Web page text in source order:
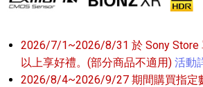
2026/7/1~2026/8/31 於 Sony Store
以上享好禮。(部分商品不適用) 活動
2026/8/4~2026/9/27 期間購買指定